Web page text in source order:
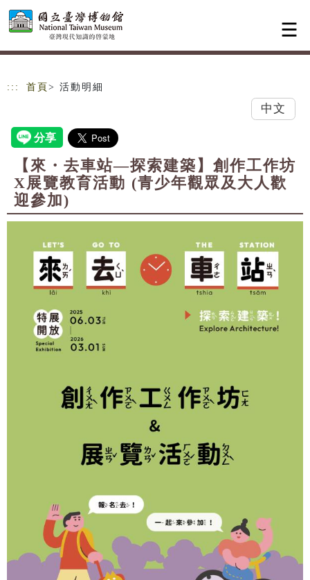
跳到主要內容
網站導覽
::: 首頁 > 活動明細
中文
【來・去車站—探索建築】創作工作坊
X展覽教育活動 (青少年觀眾及大人歡
迎參加)